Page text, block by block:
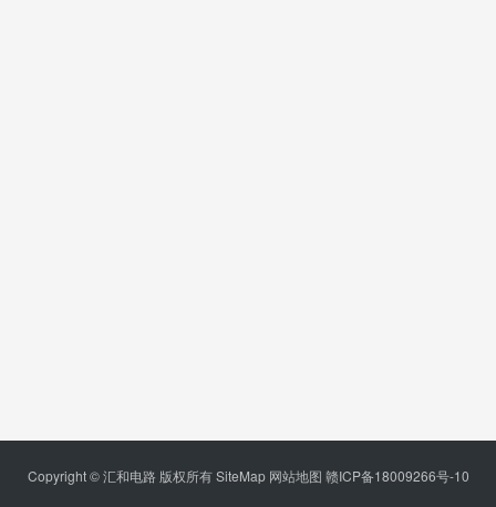
Copyright © 汇和电路 版权所有SiteMap 网站地图 赣ICP备18009266号-10